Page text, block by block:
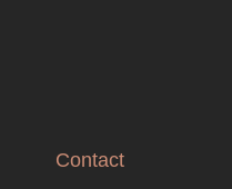
Contact